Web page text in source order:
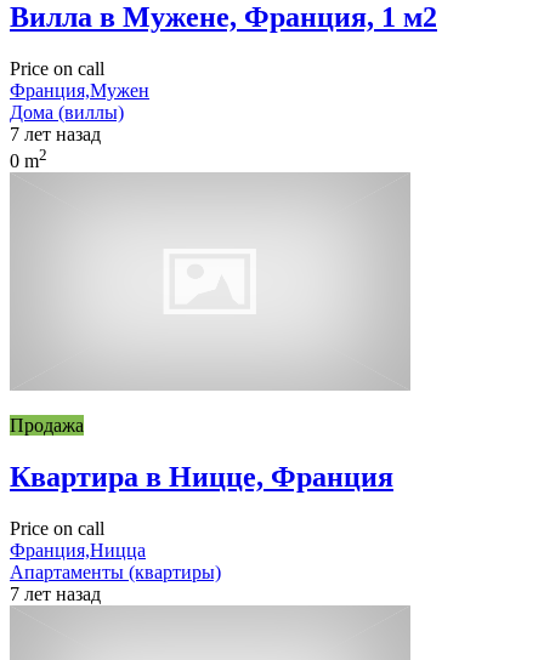
Вилла в Мужене, Франция, 1 м2
Price on call
Франция,Мужен
Дома (виллы)
7 лет назад
0 m2
Продажа
Квартира в Ницце, Франция
Price on call
Франция,Ницца
Апартаменты (квартиры)
7 лет назад